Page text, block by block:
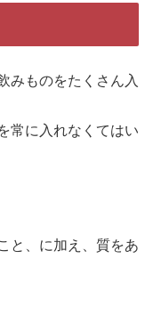
みものをたくさん入
常に入れなくてはい
と、に加え、質をあ